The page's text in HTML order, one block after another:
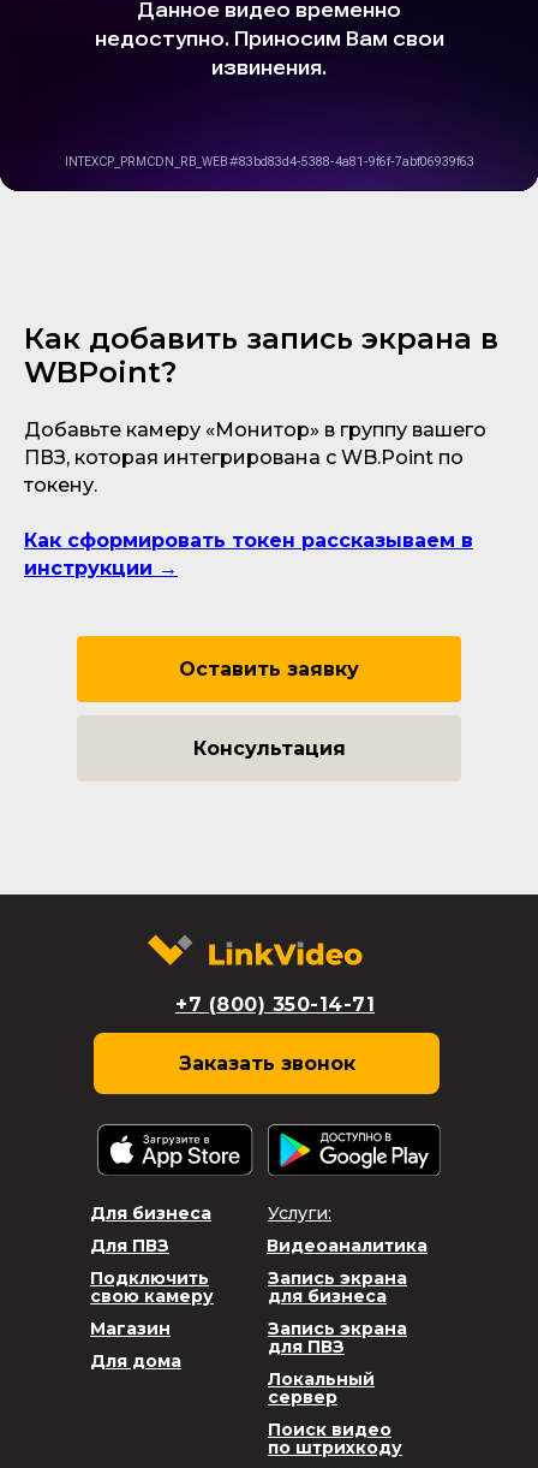
Как добавить запись экрана в
WBPoint?
Добавьте камеру «Монитор» в группу вашего
ПВЗ, которая интегрирована с WB.Point по
токену.
Как сформировать токен рассказываем в
инструкции →
Оставить заявку
Консультация
+7 (800) 350-14-71
Запись экрана
для ПВЗ
Запись экрана
для бизнеса
Локальный
сервер
Поиск видео
по штрихкоду
Видеоаналитика
Услуги:
Заказать звонок
Для бизнеса
Магазин
Для ПВЗ
Подключить
свою камеру
Для дома